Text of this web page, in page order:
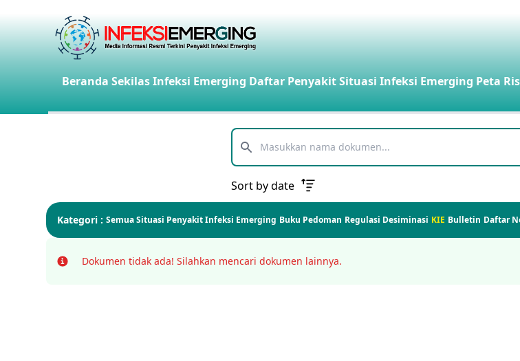
Beranda Sekilas Infeksi Emerging Daftar PenyakitSituasi Infeksi Emerging Peta
Telusuri
Sort by date
Kategori : Semua Situasi Penyakit Infeksi Emerging Buku Pedoman Regulasi Desiminasi KIE Bulletin Daftar
Info Dokumen tidak ada! Silahkan mencari dokumen lainnya.